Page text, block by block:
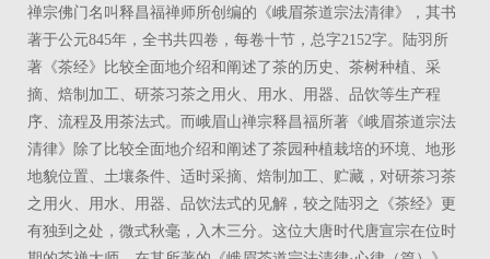
禅宗佛门名叫释昌福禅师所创编的《峨眉茶道宗法清律》，其书
著于公元845年，全书共四卷，每卷十节，总字2152字。陆羽所
著《茶经》比较全面地介绍和阐述了茶的历史、茶树种植、采
摘、焙制加工、研茶习茶之用火、用水、用器、品饮等生产程
序、流程及用茶法式。而峨眉山禅宗释昌福所著《峨眉茶道宗法
清律》除了比较全面地介绍和阐述了茶园种植栽培的环境、地形
地貌位置、土壤条件、适时采摘、焙制加工、贮藏，对研茶习茶
之用火、用水、用器、品饮法式的见解，较之陆羽之《茶经》更
有独到之处，微式秋毫，入木三分。这位大唐时代唐宣宗在位时